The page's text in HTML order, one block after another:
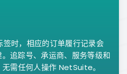
时，相应的订单履行记录会
追踪号、承运商、服务等级和
需任何人操作 NetSuite。